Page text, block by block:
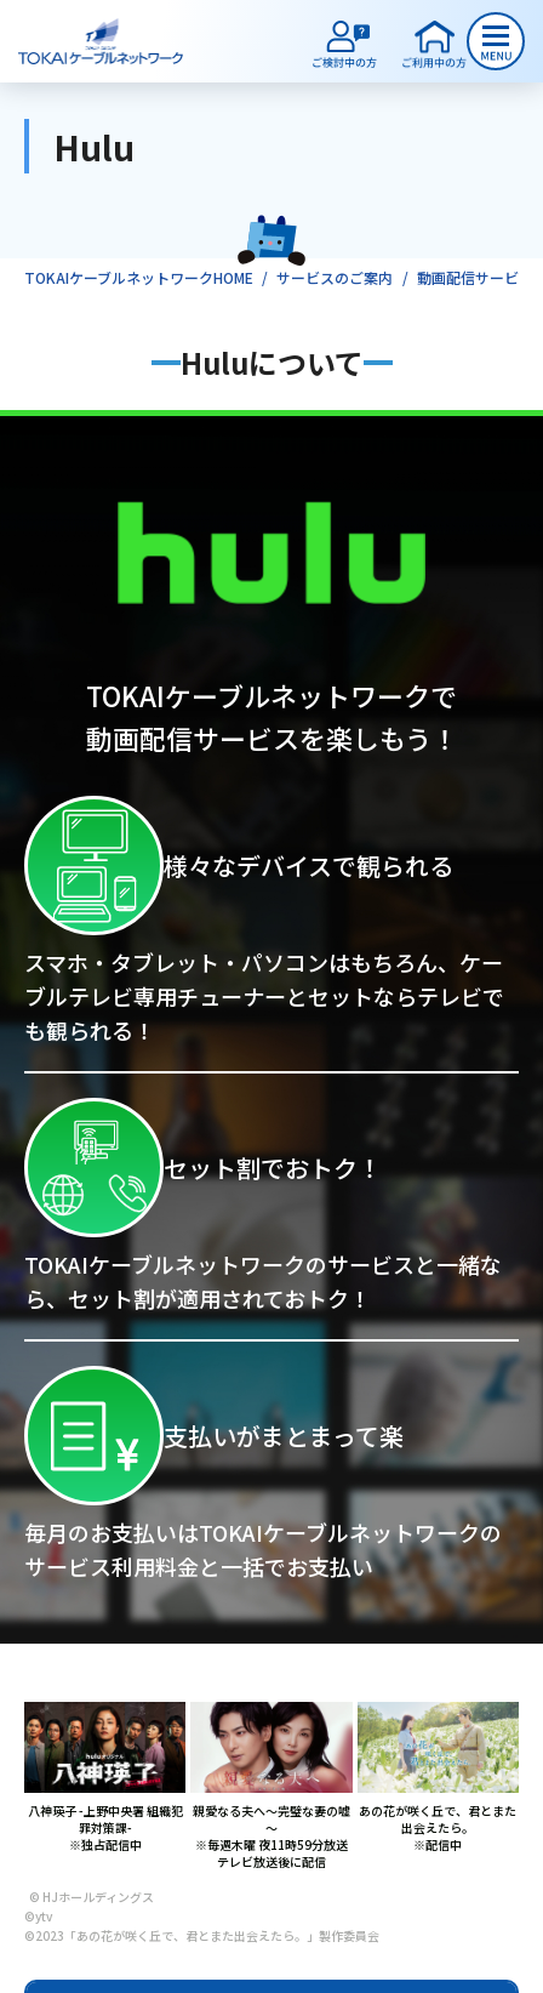
ご利用中のお客様
インターネット
テレビ
電話
おトクな情報
対応エリア よくあるご質問
受付時間：9:30〜18:00 年中無休
Webメール
おトクなプラン
パンフレット・チラシ
会社案内
お知らせ
サイトマップ
ウェブサイトのご利用について
放送基準
安全・安心マーク
放送番組審議会議事録
情報セキュリティ基本方針
Hulu
TOKAIケーブルネットワークHOME サービスのご案内 動画配信サービス
Huluについて
TOKAIケーブルネットワークで
動画配信サービスを楽しもう！
様々なデバイスで観られる
スマホ・タブレット・パソコンはもちろん、ケー
ブルテレビ専用チューナーとセットならテレビで
も観られる！
セット割でおトク！
TOKAIケーブルネットワークのサービスと一緒な
ら、セット割が適用されておトク！
支払いがまとまって楽
毎月のお支払いはTOKAIケーブルネットワークの
サービス利用料金と一括でお支払い
八神瑛子 -上野中央署 組織犯
罪対策課-
※独占配信中
親愛なる夫へ～完璧な妻の嘘
～
※毎週木曜 夜11時59分放送
テレビ放送後に配信
あの花が咲く丘で、君とまた
出会えたら。
※配信中
©︎ HJホールディングス
©ytv
©2023「あの花が咲く丘で、君とまた出会えたら。」製作委員会